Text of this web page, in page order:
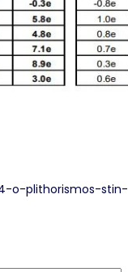
o-plithorismos-stin-